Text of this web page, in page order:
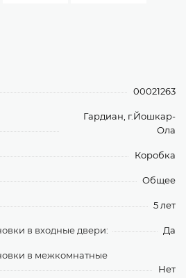
00021263
Гардиан, г.Йошкар-
Ола
Коробка
Общее
5 лет
в входные двери: Да
в межкомнатные
Нет